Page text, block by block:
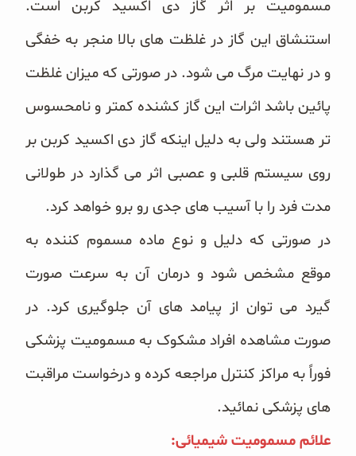
مسمومیت بر اثر گاز دی اکسید کربن است.
استنشاق این گاز در غلظت های بالا منجر به خفگی
و در نهایت مرگ می شود. در صورتی که میزان غلظت
پائین باشد اثرات این گاز کشنده کمتر و نامحسوس
تر هستند ولی به دلیل اینکه گاز دی اکسید کربن بر
روی سیستم قلبی و عصبی اثر می گذارد در طولانی
مدت فرد را با آسیب های جدی رو برو خواهد کرد.
در صورتی که دلیل و نوع ماده مسموم کننده به
موقع مشخص شود و درمان آن به سرعت صورت
گیرد می توان از پیامد های آن جلوگیری کرد. در
صورت مشاهده افراد مشکوک به مسمومیت پزشکی
فوراً به مراکز کنترل مراجعه کرده و درخواست مراقبت
های پزشکی نمائید.
علائم مسمومیت شیمیائی: